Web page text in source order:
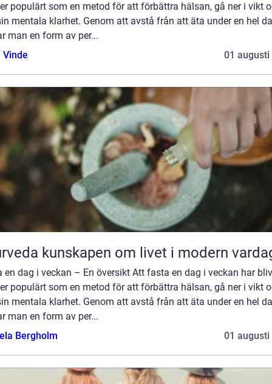
populärt som en metod för att förbättra hälsan, gå ner i vikt
mentala klarhet. Genom att avstå från att äta under en hel
man en form av per...
Vinde
01 augusti
Ayurveda kunskapen om livet i modern
en dag i veckan – En översikt Att fasta en dag i veckan har
populärt som en metod för att förbättra hälsan, gå ner i vikt
mentala klarhet. Genom att avstå från att äta under en hel
man en form av per...
Bergholm
01 augusti